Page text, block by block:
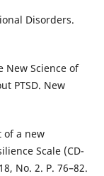
Disorders.
New Science of
PTSD. New
of a new
Scale (CD-
No. 2. P. 76–82.